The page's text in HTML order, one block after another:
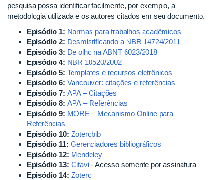
pesquisa possa identificar facilmente, por exemplo, a
metodologia utilizada e os autores citados em seu documento.
Episódio 1: Normas para trabalhos acadêmicos
Episódio 2: Desmistificando a NBR 14724/2011
Episódio 3: De olho na ABNT 6023/2018
Episódio 4: NBR 10520/2002
Episódio 5: Templates e recursos eletrônicos
Episódio 6: Vancouver: citações e referências
Episódio 7: APA – Citações
Episódio 8: APA – Referências
Episódio 9: MORE – Mecanismo Online para
Referências
Episódio 10: Zoterobib
Episódio 11: Gerenciadores bibliográficos
Episódio 12: Mendeley
Episódio 13: Citavi - Acesso somente por assinatura
Episódio 14: Zotero